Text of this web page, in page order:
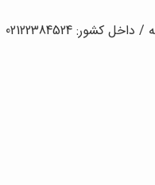
02122384524